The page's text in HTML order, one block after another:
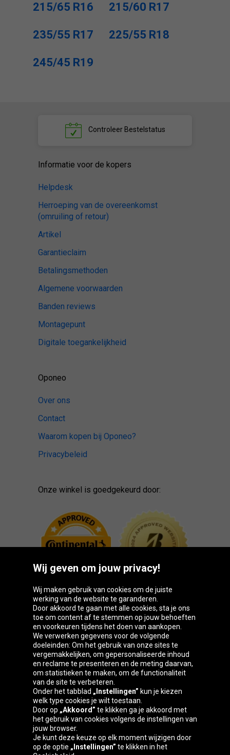
215/65 R16 215/60 R17
235/55 R17 225/55 R18
245/45 R19
ControleerBestelstatus
Informatie voor de kopers
Helpdesk
Herroeping van de overeenkomst
(omruiling of retour)
Artikel
Garantieclaim
Betalingsmethoden
Algemene voorwaarden
Banden reviews
Montagepunt
Digitale toegankelijkheid
Oponeo
Over ons
Contact
Waarom kopen bij Oponeo?
Privacybeleid
Onze winkel is goedgekeurd door:
Oponeo-groep
Belgique
Česká
republika
Deutschland Éire
España France Italia Magyarország
Wij geven om jouw privacy!
Wij maken gebruik van cookies om de juiste
werking van de website te garanderen.
Door akkoord te gaan met alle cookies, sta je ons
toe om content af te stemmen op jouw behoeften
en voorkeuren tijdens het doen van aankopen.
We verwerken gegevens voor de volgende
doeleinden: Om het gebruik van onze sites te
vergemakkelijken, om gepersonaliseerde inhoud
en reclame te presenteren en de meting daarvan,
om statistieken te maken, om de functionaliteit
van de site te verbeteren.
Onder het tabblad „Instellingen” kun je kiezen
welk type cookies je wilt toestaan.
Door op „Akkoord” te klikken ga je akkoord met
het gebruik van cookies volgens de instellingen van
jouw browser.
Je kunt deze keuze op elk moment wijzigen door
op de optie „Instellingen” te klikken in het